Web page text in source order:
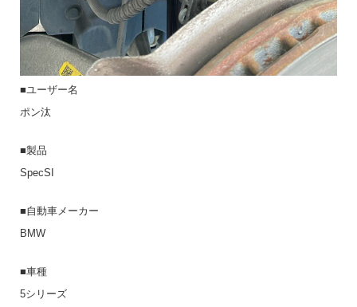
■ユーザー名
ポン汰
■製品
SpecSI
■自動車メーカー
BMW
■車種
5シリーズ